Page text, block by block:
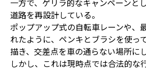
一方で、ゲリラ的なキャンペーンと
道路を再設計している。
ポップアップ式の自転車レーンや、
れたように、ペンキとブラシを使っ
描き、交差点を車の通らない場所に
しかし、これは現時点では合法的な